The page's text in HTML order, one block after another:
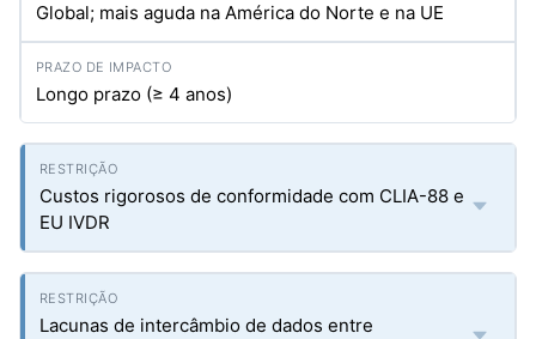
Global; mais aguda na América do Norte e na UE
Longo prazo (≥ 4 anos)
Custos rigorosos de conformidade com CLIA-88 e
EU IVDR
Lacunas de intercâmbio de dados entre